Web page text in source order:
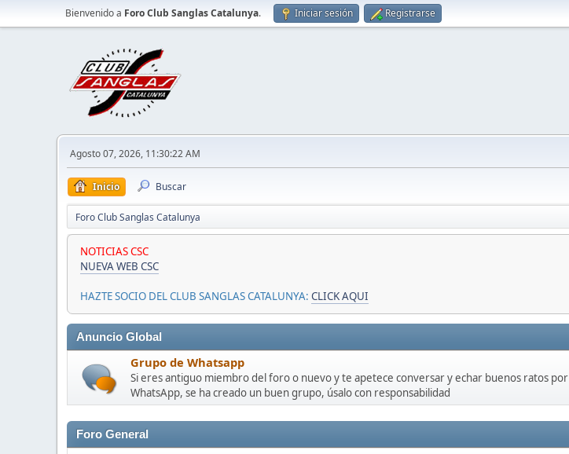
Bienvenido a Foro Club Sanglas Catalunya. Iniciar sesión Registrarse
Agosto 07, 2026, 11:30:22 AM
Inicio Buscar
Foro Club Sanglas Catalunya
NOTICIAS CSC
NUEVA WEB CSC
HAZTE SOCIO DEL CLUB SANGLAS CATALUNYA: CLICK AQUI
Anuncio Global
Grupo de Whatsapp
Si eres antiguo miembro del foro o nuevo y te apetece conversar y echar buenos ratos por
WhatsApp, se ha creado un buen grupo, úsalo con responsabilidad
Foro General